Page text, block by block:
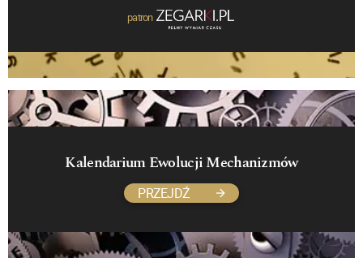
patron
Kalendarium Ewolucji Mechanizmów
PRZEJDŹ